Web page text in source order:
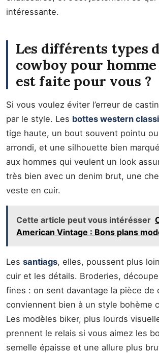
intéressante.
Les différents types
cowboy pour
est faite pour vous ?
Si vous voulez éviter l’erreur de
par le style. Les bottes western
tige haute, un bout souvent pointu
arrondi, et une silhouette bien
aux hommes qui veulent un look
très bien avec un denim brut, une
veste en cuir.
Cette article peut vous intérésser
American Vintage : Bons plans
Les santiags, elles, poussent plus
cuir et les détails. Broderies,
fines : on sent davantage la pièce de
conviennent bien à un style bohème
Les modèles biker, plus lourds
prennent le relais si vous aimez les
semelle épaisse et une allure plus